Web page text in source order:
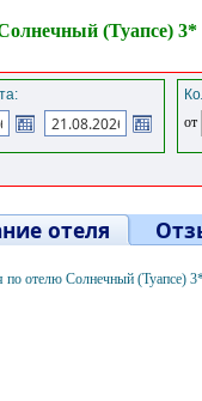
(Туапсе) 3*
от
отеля
отелю Солнечный (Туапсе)